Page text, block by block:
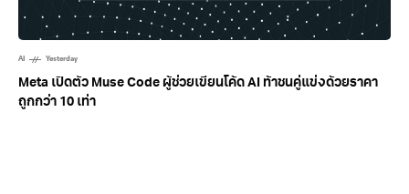
AI Yesterday
Meta เปิดตัว Muse Code ผู้ช่วยเขียนโค้ด AI ท้าชนคู่แข่งด้วยราคา
ถูกกว่า 10 เท่า